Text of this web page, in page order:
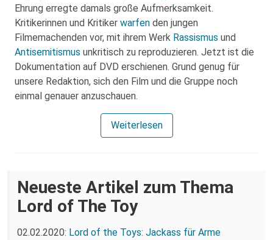
Ehrung erregte damals große Aufmerksamkeit.
Kritikerinnen und Kritiker warfen den jungen
Filmemachenden vor, mit ihrem Werk Rassismus und
Antisemitismus unkritisch zu reproduzieren. Jetzt ist die
Dokumentation auf DVD erschienen. Grund genug für
unsere Redaktion, sich den Film und die Gruppe noch
einmal genauer anzuschauen.
Weiterlesen
Neueste Artikel zum Thema
Lord of The Toy
02.02.2020: Lord of the Toys: Jackass für Arme